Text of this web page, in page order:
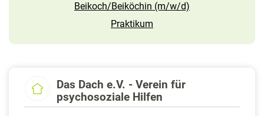
Beikoch/Beiköchin (m/w/d)
Praktikum
Das Dach e.V. - Verein für
psychosoziale Hilfen